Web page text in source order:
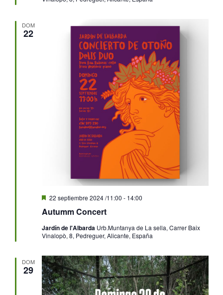
DOM
22
Autumm Concert
Destacado
22 septiembre 2024 /11:00 - 14:00
Jardín de l'Albarda Urb.Muntanya de La sella, Carrer Baix
Vinalopò, 8, Pedreguer, Alicante, España
DOM
29